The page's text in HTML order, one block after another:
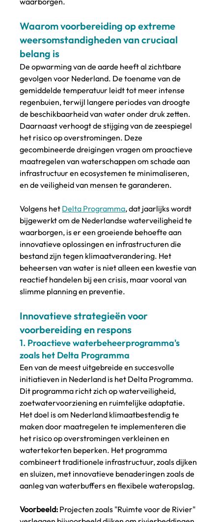
Waarom voorbereiding op extreme
weersomstandigheden van cruciaal
belang is
De opwarming van de aarde heeft al zichtbare
gevolgen voor Nederland. De toename van de
gemiddelde temperatuur leidt tot meer intense
regenbuien, terwijl langere periodes van droogte
de beschikbaarheid van water onder druk zetten.
Daarnaast verhoogt de stijging van de zeespiegel
het risico op overstromingen. Deze
gecombineerde dreigingen vragen om proactieve
maatregelen van waterschappen om schade aan
infrastructuur en ecosystemen te minimaliseren,
en de veiligheid van mensen te garanderen.
Volgens het Delta Programma, dat jaarlijks wordt
bijgewerkt om de Nederlandse waterveiligheid te
waarborgen, is er een groeiende behoefte aan
innovatieve oplossingen en infrastructuren die
bestand zijn tegen klimaatverandering​. Het
beheersen van water is niet alleen een kwestie van
reactief handelen bij een crisis, maar vooral van
slimme planning en preventie.
Innovatieve strategieën voor
voorbereiding en respons
1. Proactieve waterbeheerprogramma's
zoals het Delta Programma
Een van de meest uitgebreide en succesvolle
initiatieven in Nederland is het Delta Programma.
Dit programma richt zich op waterveiligheid,
zoetwatervoorziening en ruimtelijke adaptatie.
Het doel is om Nederland klimaatbestendig te
maken door maatregelen te implementeren die
het risico op overstromingen verkleinen en
watertekorten beperken. Het programma
combineert traditionele infrastructuur, zoals dijken
en sluizen, met innovatieve benaderingen zoals de
aanleg van waterbuffers en flexibele wateropslag.
Voorbeeld: Projecten zoals "Ruimte voor de Rivier"